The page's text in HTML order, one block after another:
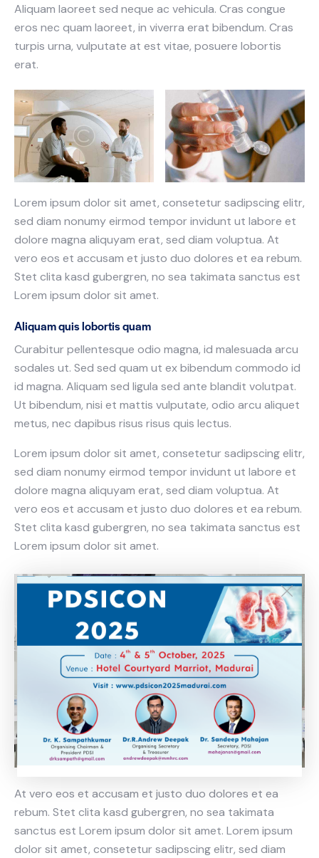
Aliquam laoreet sed neque ac vehicula. Cras congue
eros nec quam laoreet, in viverra erat bibendum. Cras
turpis urna, vulputate at est vitae, posuere lobortis
erat.
Lorem ipsum dolor sit amet, consetetur sadipscing elitr,
sed diam nonumy eirmod tempor invidunt ut labore et
dolore magna aliquyam erat, sed diam voluptua. At
vero eos et accusam et justo duo dolores et ea rebum.
Stet clita kasd gubergren, no sea takimata sanctus est
Lorem ipsum dolor sit amet.
Aliquam quis lobortis quam
Curabitur pellentesque odio magna, id malesuada arcu
sodales ut. Sed sed quam ut ex bibendum commodo id
id magna. Aliquam sed ligula sed ante blandit volutpat.
Ut bibendum, nisi et mattis vulputate, odio arcu aliquet
metus, nec dapibus risus risus quis lectus.
Lorem ipsum dolor sit amet, consetetur sadipscing elitr,
sed diam nonumy eirmod tempor invidunt ut labore et
dolore magna aliquyam erat, sed diam voluptua. At
vero eos et accusam et justo duo dolores et ea rebum.
Stet clita kasd gubergren, no sea takimata sanctus est
Lorem ipsum dolor sit amet.
At vero eos et accusam et justo duo dolores et ea
rebum. Stet clita kasd gubergren, no sea takimata
sanctus est Lorem ipsum dolor sit amet. Lorem ipsum
dolor sit amet, consetetur sadipscing elitr, sed diam